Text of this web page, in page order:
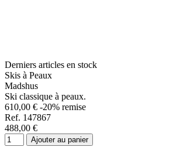
Derniers articles en stock
Skis à Peaux
Madshus
Ski classique à peaux.
610,00 € -20% remise
Ref. 147867
488,00 €
Ajouter au panier